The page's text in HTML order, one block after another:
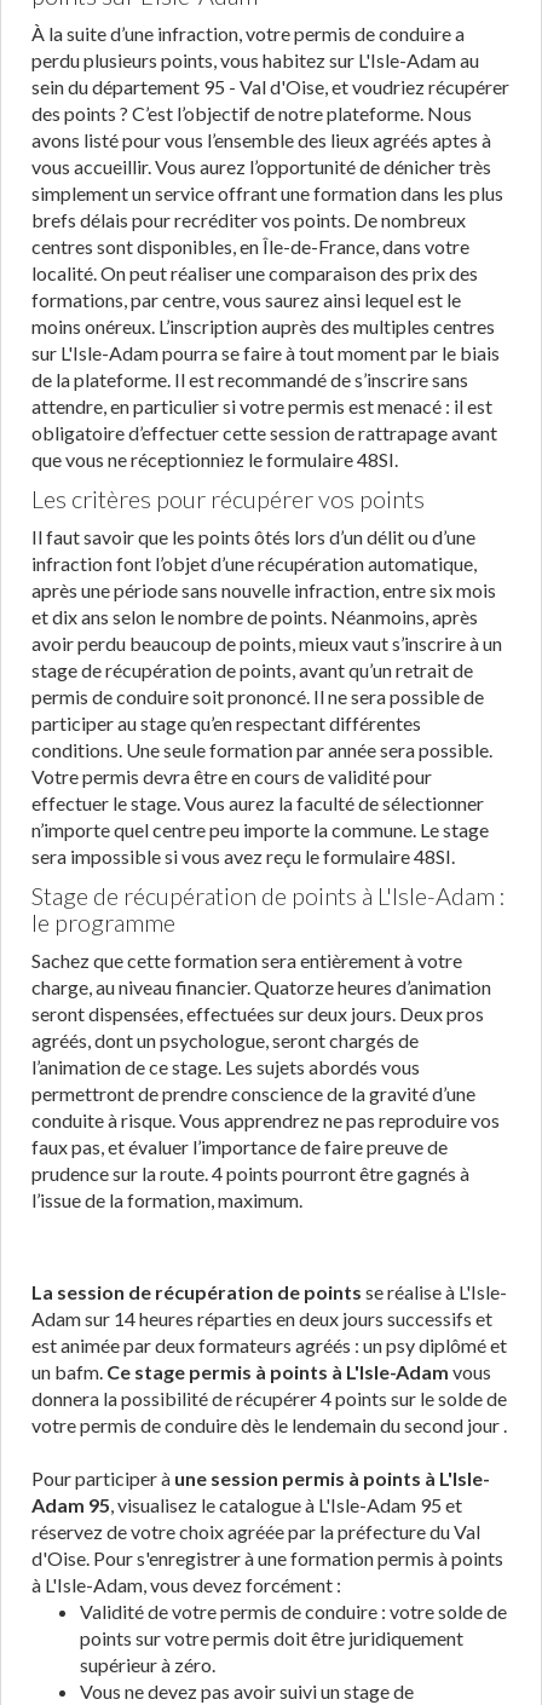
À la suite d’une infraction, votre permis de conduire a
perdu plusieurs points, vous habitez sur L'Isle-Adam au
sein du département 95 - Val d'Oise, et voudriez récupérer
des points ? C’est l’objectif de notre plateforme. Nous
avons listé pour vous l’ensemble des lieux agréés aptes à
vous accueillir. Vous aurez l’opportunité de dénicher très
simplement un service offrant une formation dans les plus
brefs délais pour recréditer vos points. De nombreux
centres sont disponibles, en Île-de-France, dans votre
localité. On peut réaliser une comparaison des prix des
formations, par centre, vous saurez ainsi lequel est le
moins onéreux. L’inscription auprès des multiples centres
sur L'Isle-Adam pourra se faire à tout moment par le biais
de la plateforme. Il est recommandé de s’inscrire sans
attendre, en particulier si votre permis est menacé : il est
obligatoire d’effectuer cette session de rattrapage avant
que vous ne réceptionniez le formulaire 48SI.
Les critères pour récupérer vos points
Il faut savoir que les points ôtés lors d’un délit ou d’une
infraction font l’objet d’une récupération automatique,
après une période sans nouvelle infraction, entre six mois
et dix ans selon le nombre de points. Néanmoins, après
avoir perdu beaucoup de points, mieux vaut s’inscrire à un
stage de récupération de points, avant qu’un retrait de
permis de conduire soit prononcé. Il ne sera possible de
participer au stage qu’en respectant différentes
conditions. Une seule formation par année sera possible.
Votre permis devra être en cours de validité pour
effectuer le stage. Vous aurez la faculté de sélectionner
n’importe quel centre peu importe la commune. Le stage
sera impossible si vous avez reçu le formulaire 48SI.
Stage de récupération de points à L'Isle-Adam :
le programme
Sachez que cette formation sera entièrement à votre
charge, au niveau financier. Quatorze heures d’animation
seront dispensées, effectuées sur deux jours. Deux pros
agréés, dont un psychologue, seront chargés de
l’animation de ce stage. Les sujets abordés vous
permettront de prendre conscience de la gravité d’une
conduite à risque. Vous apprendrez ne pas reproduire vos
faux pas, et évaluer l’importance de faire preuve de
prudence sur la route. 4 points pourront être gagnés à
l’issue de la formation, maximum.
La session de récupération de points se réalise à L'Isle-
Adam sur 14 heures réparties en deux jours successifs et
est animée par deux formateurs agréés : un psy diplômé et
un bafm. Ce stage permis à points à L'Isle-Adam vous
donnera la possibilité de récupérer 4 points sur le solde de
votre permis de conduire dès le lendemain du second jour .
Pour participer à une session permis à points à L'Isle-
Adam 95, visualisez le catalogue à L'Isle-Adam 95 et
réservez de votre choix agréée par la préfecture du Val
d'Oise. Pour s'enregistrer à une formation permis à points
à L'Isle-Adam, vous devez forcément :
Validité de votre permis de conduire : votre solde de
points sur votre permis doit être juridiquement
supérieur à zéro.
Vous ne devez pas avoir suivi un stage de